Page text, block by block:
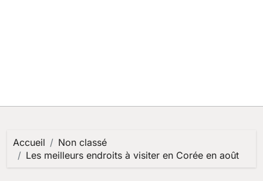
Accueil
Non classé
Les meilleurs endroits à visiter en Corée en août